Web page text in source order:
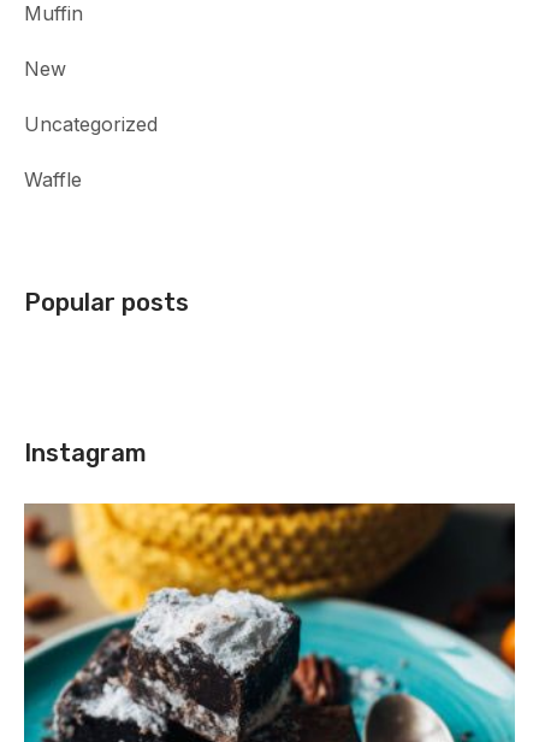
Muffin
New
Uncategorized
Waffle
Popular posts
Instagram